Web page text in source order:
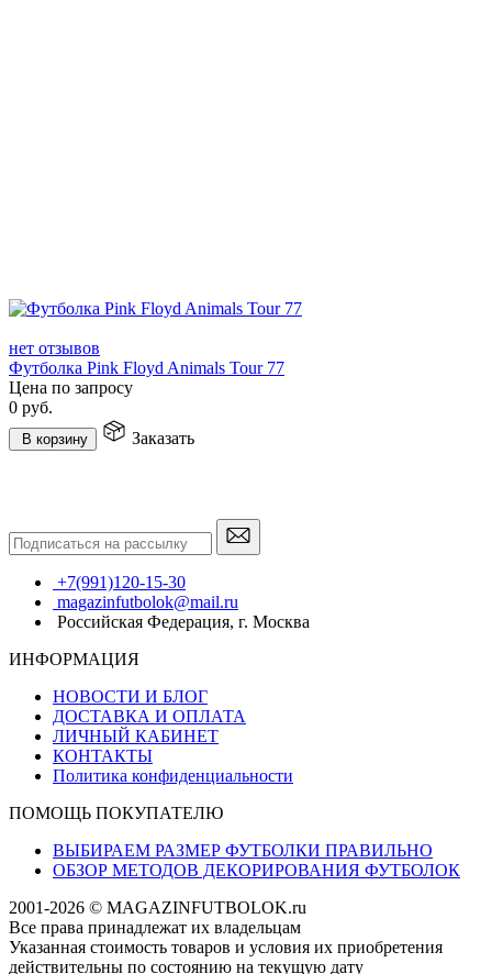
нет отзывов
Футболка Pink Floyd Animals Tour 77
Цена по запросу
0 руб.
В корзину Заказать
+7(991)120-15-30
magazinfutbolok@mail.ru
Российская Федерация, г. Москва
ИНФОРМАЦИЯ
НОВОСТИ И БЛОГ
ДОСТАВКА И ОПЛАТА
ЛИЧНЫЙ КАБИНЕТ
КОНТАКТЫ
Политика конфиденциальности
ПОМОЩЬ ПОКУПАТЕЛЮ
ВЫБИРАЕМ РАЗМЕР ФУТБОЛКИ ПРАВИЛЬНО
ОБЗОР МЕТОДОВ ДЕКОРИРОВАНИЯ ФУТБОЛОК
2001-2026 © MAGAZINFUTBOLOK.ru
Все права принадлежат их владельцам
Указанная стоимость товаров и условия их приобретения
действительны по состоянию на текущую дату